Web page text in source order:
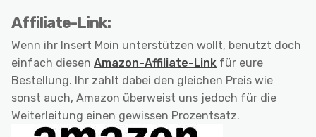
Affiliate-Link:
Wenn ihr Insert Moin unterstützen wollt, benutzt doch
einfach diesen Amazon-Affiliate-Link für eure
Bestellung. Ihr zahlt dabei den gleichen Preis wie
sonst auch, Amazon überweist uns jedoch für die
Weiterleitung einen gewissen Prozentsatz.